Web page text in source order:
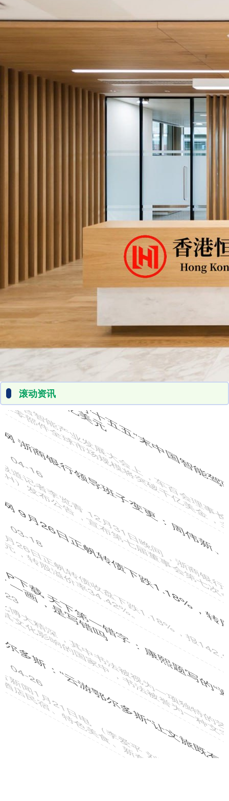
滚动资讯
宝利配资 不锈钢网规格表详解
券商配资开户 03-21
不锈钢网概述 不锈钢网在众多领域都发挥着重要作用，如制造业、建
筑业、能源环保等。它具有耐腐蚀、强度高、使用寿命长等优点。
在线配资平台 松下中国家电事业新战略：经营改革赋能，向
外资品牌NO.1全速迈进
券商配资
03-20
松下集团于2025年2月宣布进行大规模经营改革，其力度之大备受关
注。但真正的变革，从来不是对过去的否定，而是对企业初心的
股巢网配资平台 新强联: 关于提前赎回“强联转债”的第十三次
提示性公告
券商配资开户 03-17
回转支承专业制造证券代码：300850证券简称：新强联公告编号：
2025-068债券代码：123161债券简称：强联转债
恒盛策略平台 玛雅冰雪世界激“冻”派对来啦！
券商配资 04-22
1月23日起，玛雅冰雪世界激“冻”派对来啦！ 这个冬天让你足不
出“沪”就能畅享万平真雪秘境，专业造雪机24小时提供松软雪
思海配资APP下载 甘咨询：工程检测中心项目处于运营初期
阶段
券商配资 03-25
证券日报网讯 甘咨询（000779）11月5日在互动平台回答投资者提问
时表示，工程检测中心项目处于运营初期阶段，公路交通